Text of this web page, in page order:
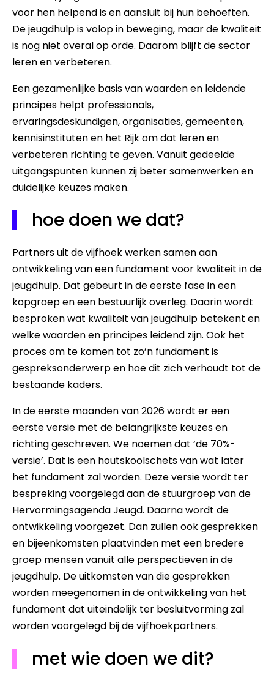
voor hen helpend is en aansluit bij hun behoeften.
De jeugdhulp is volop in beweging, maar de kwaliteit
is nog niet overal op orde. Daarom blijft de sector
leren en verbeteren.
Een gezamenlijke basis van waarden en leidende
principes helpt professionals,
ervaringsdeskundigen, organisaties, gemeenten,
kennisinstituten en het Rijk om dat leren en
verbeteren richting te geven. Vanuit gedeelde
uitgangspunten kunnen zij beter samenwerken en
duidelijke keuzes maken.
hoe doen we dat?
Partners uit de vijfhoek werken samen aan
ontwikkeling van een fundament voor kwaliteit in de
jeugdhulp. Dat gebeurt in de eerste fase in een
kopgroep en een bestuurlijk overleg. Daarin wordt
besproken wat kwaliteit van jeugdhulp betekent en
welke waarden en principes leidend zijn. Ook het
proces om te komen tot zo’n fundament is
gespreksonderwerp en hoe dit zich verhoudt tot de
bestaande kaders.
In de eerste maanden van 2026 wordt er een
eerste versie met de belangrijkste keuzes en
richting geschreven. We noemen dat ‘de 70%-
versie’. Dat is een houtskoolschets van wat later
het fundament zal worden. Deze versie wordt ter
bespreking voorgelegd aan de stuurgroep van de
Hervormingsagenda Jeugd. Daarna wordt de
ontwikkeling voorgezet. Dan zullen ook gesprekken
en bijeenkomsten plaatvinden met een bredere
groep mensen vanuit alle perspectieven in de
jeugdhulp. De uitkomsten van die gesprekken
worden meegenomen in de ontwikkeling van het
fundament dat uiteindelijk ter besluitvorming zal
worden voorgelegd bij de vijfhoekpartners.
met wie doen we dit?